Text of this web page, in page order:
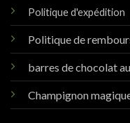
Politique d'expédition
Politique de
barres de chocolat
Champignon